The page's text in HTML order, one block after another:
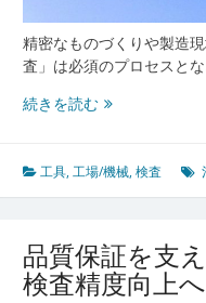
の
現
場
精密なものづくりや製造
査」は必須のプロセスと
続きを読むも
く
り
場
を
支
工具,工場/機械,検査
品質保証を支
検査精度向上